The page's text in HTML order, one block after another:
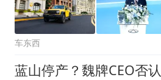
车东西
蓝山停产？魏牌CEO否认